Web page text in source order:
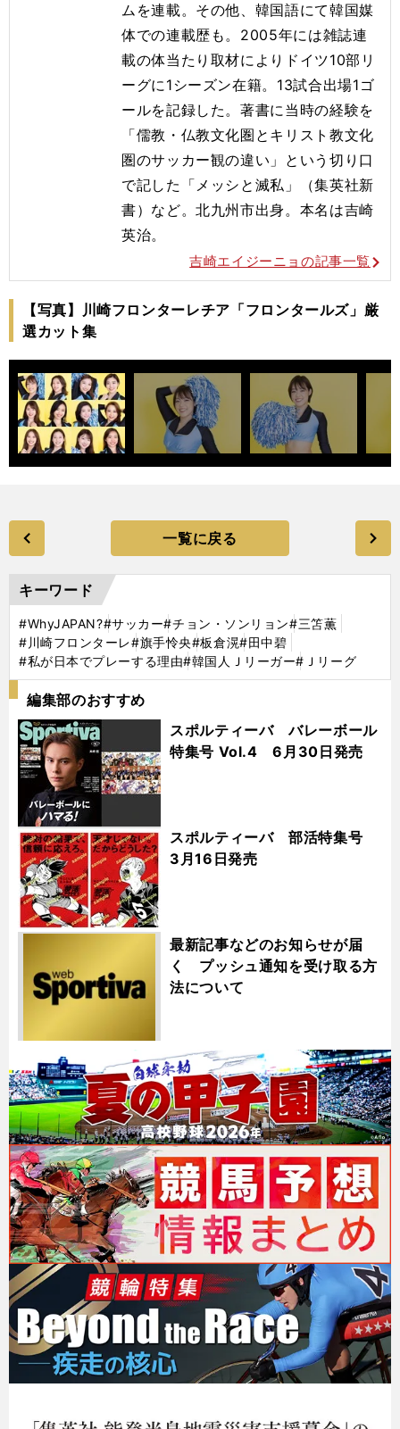
ムを連載。その他、韓国語にて韓国媒
体での連載歴も。2005年には雑誌連
載の体当たり取材によりドイツ10部リ
ーグに1シーズン在籍。13試合出場1ゴ
ールを記録した。著書に当時の経験を
「儒教・仏教文化圏とキリスト教文化
圏のサッカー観の違い」という切り口
で記した「メッシと滅私」（集英社新
書）など。北九州市出身。本名は吉崎
英治。
吉崎エイジーニョの記事一覧
【写真】川崎フロンターレチア「フロンタールズ」厳
選カット集
一覧に戻る
キーワード
#WhyJAPAN?#サッカー#チョン・ソンリョン#三笘薫
#川崎フロンターレ#旗手怜央#板倉滉#田中碧
#私が日本でプレーする理由#韓国人Ｊリーガー#Ｊリーグ
編集部のおすすめ
スポルティーバ バレーボール
特集号 Vol.4 6月30日発売
スポルティーバ 部活特集号
3月16日発売
最新記事などのお知らせが届
く プッシュ通知を受け取る方
法について